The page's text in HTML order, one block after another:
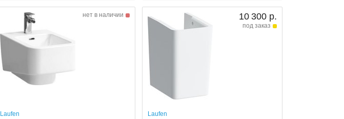
нет в наличии
Laufen
10 300 р.
под заказ
Laufen